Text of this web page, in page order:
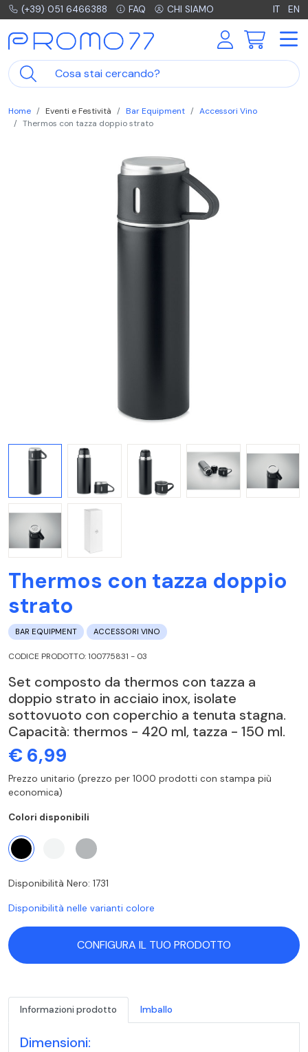
(+39) 051 6466388 FAQ CHI SIAMO IT EN
Home Eventi e Festività Bar Equipment
Accessori Vino
Thermos con tazza doppio strato
Thermos con tazza doppio
strato
BAR EQUIPMENT ACCESSORI VINO
CODICE PRODOTTO: 100775831 - 03
Set composto da thermos con tazza a
doppio strato in acciaio inox, isolate
sottovuoto con coperchio a tenuta stagna.
Capacità: thermos - 420 ml, tazza - 150 ml.
€ 6,99
Prezzo unitario (prezzo per 1000 prodotti con stampa più
economica)
Colori disponibili
Disponibilità Nero: 1731
Disponibilità nelle varianti colore
CONFIGURA IL TUO PRODOTTO
Informazioni prodotto Imballo
Dimensioni: